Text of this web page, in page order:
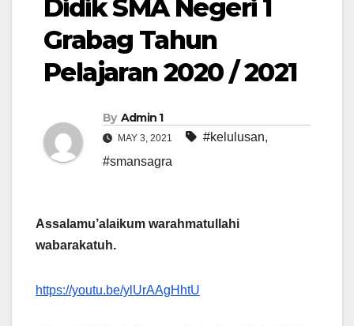
Didik SMA Negeri 1
Grabag Tahun
Pelajaran 2020 / 2021
By Admin 1
MAY 3, 2021 #kelulusan,
#smansagra
Assalamu’alaikum warahmatullahi
wabarakatuh.
https://youtu.be/ylUrAAgHhtU